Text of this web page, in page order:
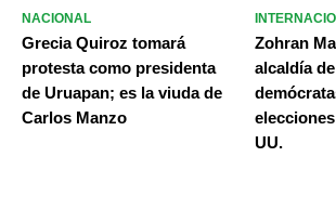
NACIONAL
Grecia Quiroz tomará
protesta como presidenta
de Uruapan; es la viuda de
Carlos Manzo
Zohran
alcaldía
UU.